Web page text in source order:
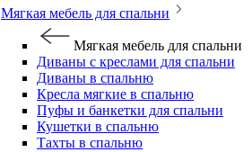
Мягкая мебель для спальни
Мягкая мебель для спальни
Диваны с креслами для спальни
Диваны в спальню
Кресла мягкие в спальню
Пуфы и банкетки для спальни
Кушетки в спальню
Тахты в спальню